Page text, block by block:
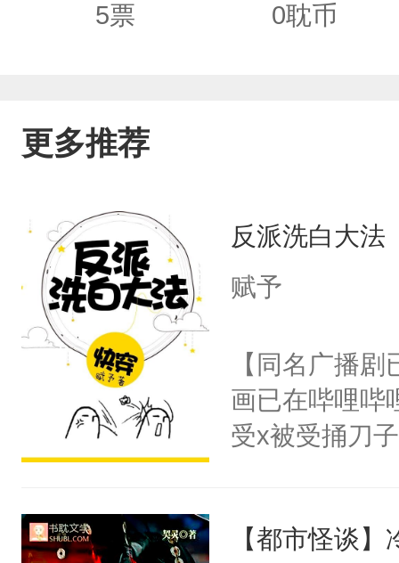
5票 0耽币
更多推荐
反派洗白大法
赋予
【同名广播
画已在哔哩哔
受x被受捅刀
病，一个个
【都市怪谈